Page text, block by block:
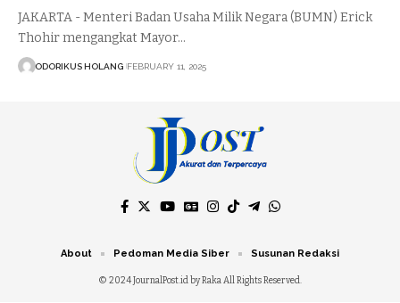
JAKARTA - Menteri Badan Usaha Milik Negara (BUMN) Erick
Thohir mengangkat Mayor…
ODORIKUS HOLANG FEBRUARY 11, 2025
© 2024 JournalPost.id by Raka All Rights Reserved.
About Pedoman Media Siber Susunan Redaksi